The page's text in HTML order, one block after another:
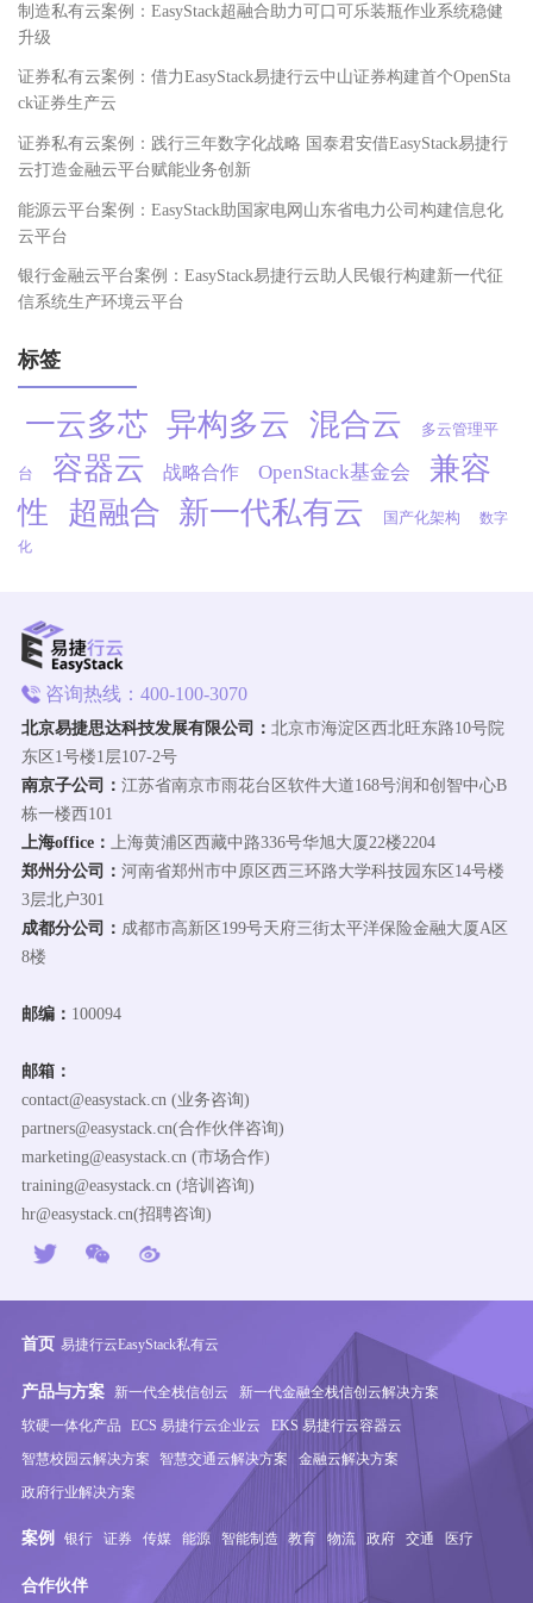
制造私有云案例：EasyStack超融合助力可口可乐装瓶作业系统稳健
升级
证券私有云案例：借力EasyStack易捷行云中山证券构建首个OpenSta
ck证券生产云
证券私有云案例：践行三年数字化战略 国泰君安借EasyStack易捷行
云打造金融云平台赋能业务创新
能源云平台案例：EasyStack助国家电网山东省电力公司构建信息化
云平台
银行金融云平台案例：EasyStack易捷行云助人民银行构建新一代征
信系统生产环境云平台
标签
一云多芯 异构多云 混合云 多云管理平
台 容器云 战略合作 OpenStack基金会
兼容
性
超融合 新一代私有云 国产化架构
数字
化
咨询热线：400-100-3070
北京易捷思达科技发展有限公司： 北京市海淀区西北旺东路10号院
东区1号楼1层107-2号
南京子公司： 江苏省南京市雨花台区软件大道168号润和创智中心B
栋一楼西101
上海office： 上海黄浦区西藏中路336号华旭大厦22楼2204
郑州分公司： 河南省郑州市中原区西三环路大学科技园东区14号楼
3层北户301
成都分公司： 成都市高新区199号天府三街太平洋保险金融大厦A区
8楼
邮编： 100094
邮箱：
contact@easystack.cn (业务咨询)
partners@easystack.cn(合作伙伴咨询)
marketing@easystack.cn (市场合作)
training@easystack.cn (培训咨询)
hr@easystack.cn(招聘咨询)
首页 易捷行云EasyStack私有云
产品与方案 新一代全栈信创云
新一代金融全栈信创云解决方案
软硬一体化产品
ECS 易捷行云企业云
EKS 易捷行云容器云
智慧校园云解决方案
智慧交通云解决方案
金融云解决方案
政府行业解决方案
案例 银行 证券 传媒 能源 智能制造 教育 物流 政府 交通 医疗
合作伙伴